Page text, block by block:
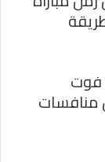
فوت
منافسات